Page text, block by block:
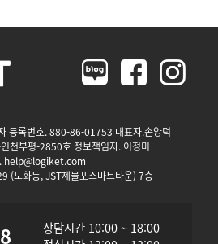
등록번호. 880-86-01753 대표자.손양덕
천부평-2850호 정보책임자. 이정미
help@logiket.com
(도화동, JST제물포스마트타운) 7층
상담시간 10:00 ~ 18:00